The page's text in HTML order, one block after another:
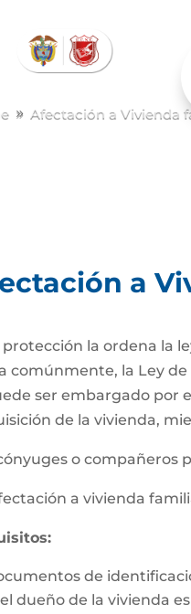
9 Afectación a Vivienda
a
protección la ordena la
comúnmente, la Ley
ser embargado por
de la vivienda,
o compañeros
a vivienda
de
el dueño de la vivienda